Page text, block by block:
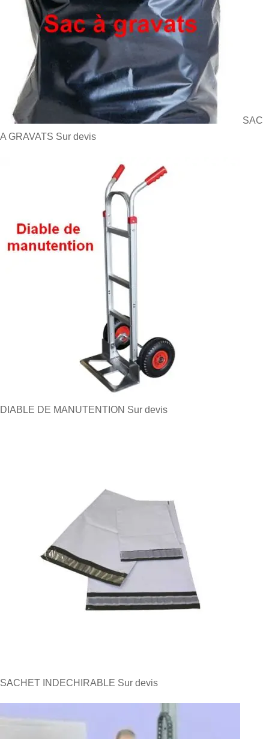
SAC
A GRAVATS Sur devis
DIABLE DE MANUTENTION Sur devis
SACHET INDECHIRABLE Sur devis